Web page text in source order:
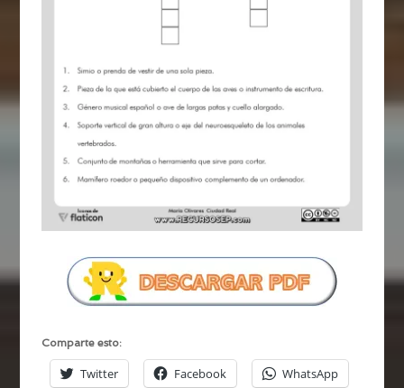
Comparte esto:
Twitter Facebook WhatsApp